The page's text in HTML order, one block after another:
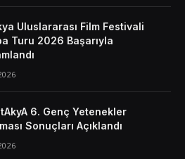
Uluslararası Film Festivali
Turu 2026 Başarıyla
6. Genç Yetenekler
Sonuçları Açıklandı